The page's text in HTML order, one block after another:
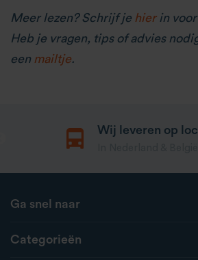
Meer lezen? Schrijf je hierin voor
Heb je vragen, tips of advies
een mailtje.
Wij leveren op
Ga snel naar
Categorieën